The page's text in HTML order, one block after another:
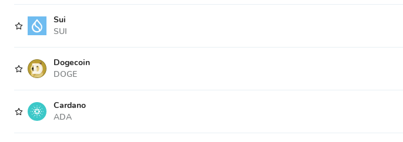
Sui
SUI
Dogecoin
DOGE
Cardano
ADA